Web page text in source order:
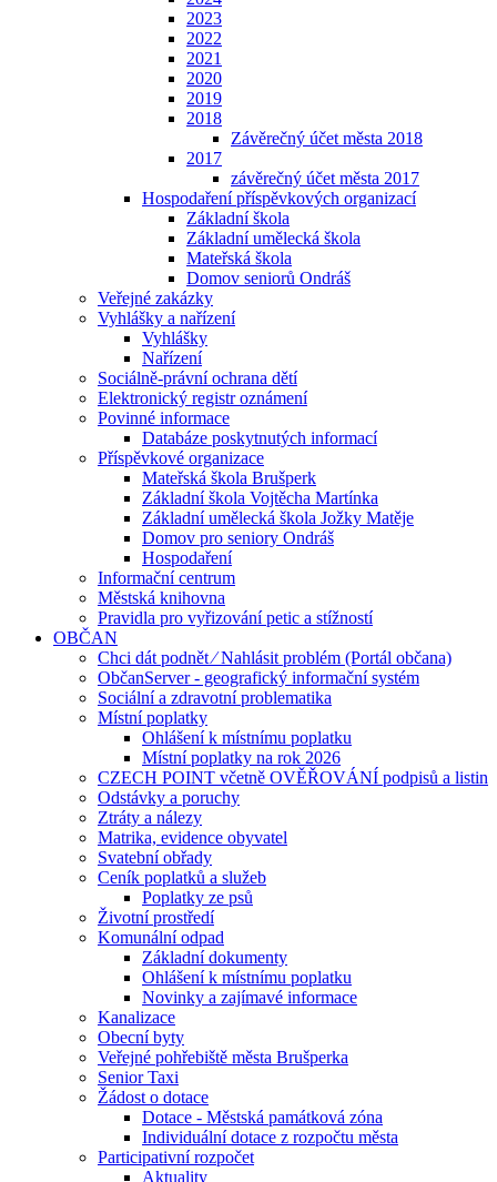
2023
2022
2021
2020
2019
2018
Závěrečný účet města 2018
2017
závěrečný účet města 2017
Hospodaření příspěvkových organizací
Základní škola
Základní umělecká škola
Mateřská škola
Domov seniorů Ondráš
Veřejné zakázky
Vyhlášky a nařízení
Vyhlášky
Nařízení
Sociálně-právní ochrana dětí
Elektronický registr oznámení
Povinné informace
Databáze poskytnutých informací
Příspěvkové organizace
Mateřská škola Brušperk
Základní škola Vojtěcha Martínka
Základní umělecká škola Jožky Matěje
Domov pro seniory Ondráš
Hospodaření
Informační centrum
Městská knihovna
Pravidla pro vyřizování petic a stížností
OBČAN
Chci dát podnět ⁄ Nahlásit problém (Portál občana)
ObčanServer - geografický informační systém
Sociální a zdravotní problematika
Místní poplatky
Ohlášení k místnímu poplatku
Místní poplatky na rok 2026
CZECH POINT včetně OVĚŘOVÁNÍ podpisů a listin
Odstávky a poruchy
Ztráty a nálezy
Matrika, evidence obyvatel
Svatební obřady
Ceník poplatků a služeb
Poplatky ze psů
Životní prostředí
Komunální odpad
Základní dokumenty
Ohlášení k místnímu poplatku
Novinky a zajímavé informace
Kanalizace
Obecní byty
Veřejné pohřebiště města Brušperka
Senior Taxi
Žádost o dotace
Dotace - Městská památková zóna
Individuální dotace z rozpočtu města
Participativní rozpočet
Aktuality